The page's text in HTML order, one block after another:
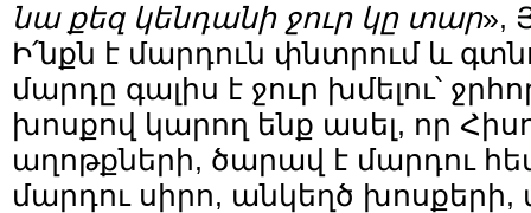
նա քեզ կենդանի ջուր կը տար»,
Ի՛նքն է մարդուն փնտրում և
մարդը գալիս է ջուր խմելու՝
խոսքով կարող ենք ասել, որ
աղոթքների, ծարավ է մարդու
մարդու սիրո, անկեղծ խոսքերի,